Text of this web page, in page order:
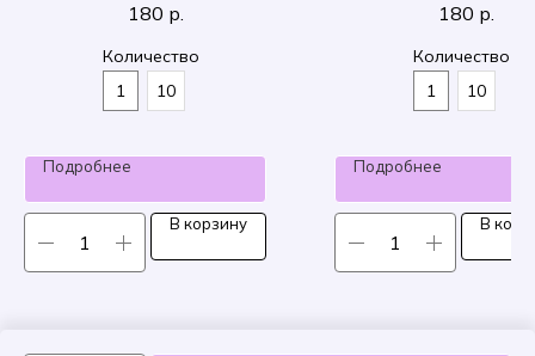
180 р.
Количество
1
10
Подробнее
В корзину
180 р.
Количество
1
10
Подробнее
В